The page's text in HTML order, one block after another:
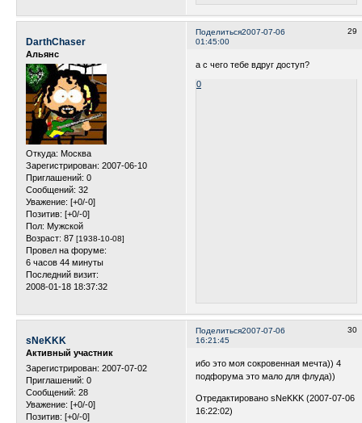
Поделиться 29
2007-07-06
01:45:00
DarthChaser
Альянс
Откуда: Москва
Зарегистрирован: 2007-06-10
Приглашений: 0
Сообщений: 32
Уважение: [+0/-0]
Позитив: [+0/-0]
Пол: Мужской
Возраст: 87 [1938-10-08]
Провел на форуме:
6 часов 44 минуты
Последний визит:
2008-01-18 18:37:32
а с чего тебе вдруг доступ?
0
Поделиться 30
2007-07-06
16:21:45
sNeKKK
Активный участник
Зарегистрирован: 2007-07-02
Приглашений: 0
Сообщений: 28
Уважение: [+0/-0]
Позитив: [+0/-0]
ибо это моя сокровенная мечта)) 4
подфорума это мало для флуда))
Отредактировано sNeKKK (2007-07-06
16:22:02)